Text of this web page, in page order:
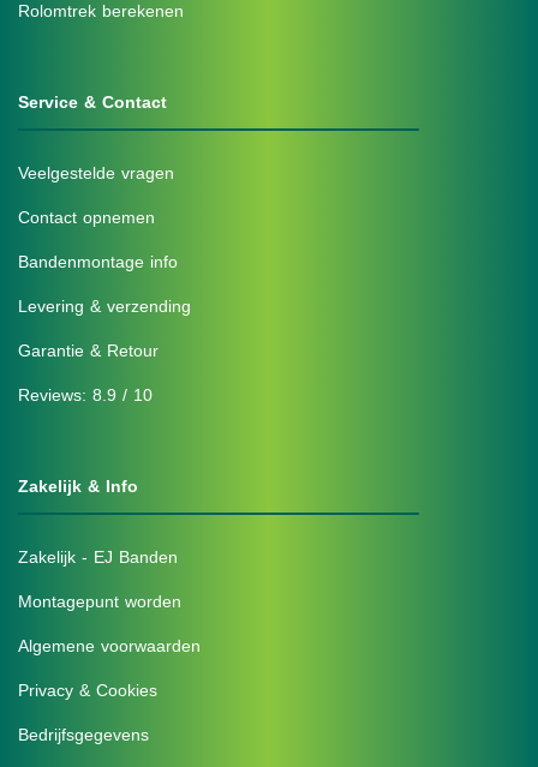
Rolomtrek berekenen
Service & Contact
Veelgestelde vragen
Contact opnemen
Bandenmontage info
Levering & verzending
Garantie & Retour
Reviews: 8.9 / 10
Zakelijk & Info
Zakelijk - EJ Banden
Montagepunt worden
Algemene voorwaarden
Privacy & Cookies
Bedrijfsgegevens